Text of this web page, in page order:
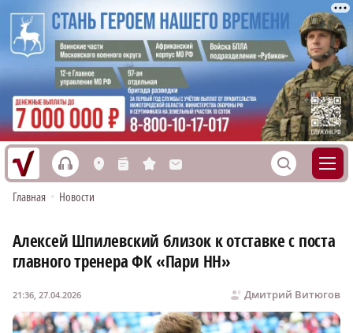
h L n s M S
Главная • Новости
Алексей Шпилевский близок к отставке с поста
главного тренера ФК «Пари НН»
Дмитрий Витюгов
21:36, 27.04.2026